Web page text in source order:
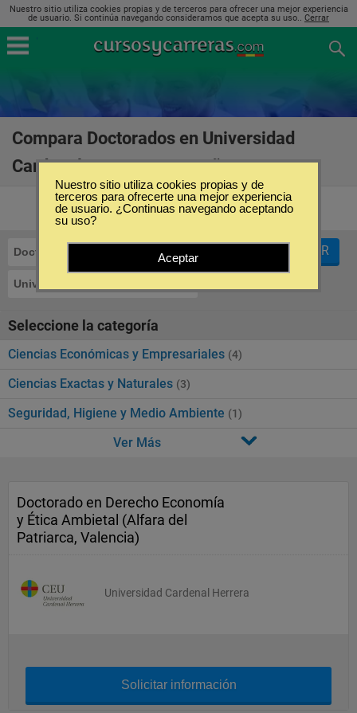
Nuestro sitio utiliza cookies propias y de terceros para ofrecer una mejor experiencia
de usuario. Si continúa navegando consideramos que acepta su uso.. Cerrar
Compara Doctorados en Universidad
Cardenal Herrera en España
Doctorados
Universidad Cardenal Herrera
FILTRAR
Seleccione la categoría
Ciencias Económicas y Empresariales (4)
Ciencias Exactas y Naturales (3)
Seguridad, Higiene y Medio Ambiente (1)
Ver Más
Doctorado en Derecho Economía
y Ética Ambietal (Alfara del
Patriarca, Valencia)
Universidad Cardenal Herrera
Solicitar información
Nuestro sitio utiliza cookies propias y de
terceros para ofrecerte una mejor experiencia
de usuario. ¿Continuas navegando aceptando
su uso?
Aceptar